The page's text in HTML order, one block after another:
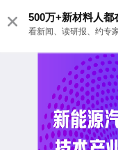
500万+新材料人都
看新闻、读研报、约专